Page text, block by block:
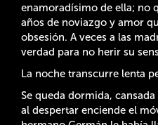
enamoradísimo de ella; no
años de noviazgo y amor
obsesión. A veces a las
verdad para no herir su
La noche transcurre lenta
Se queda dormida,
al despertar enciende el